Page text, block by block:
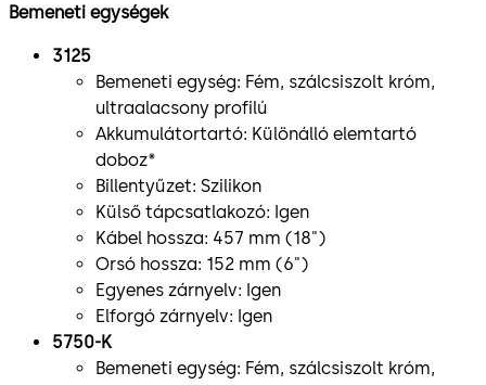
Bemeneti egységek
3125
Bemeneti egység: Fém, szálcsiszolt króm,
ultraalacsony profilú
Akkumulátortartó: Különálló elemtartó
doboz*
Billentyűzet: Szilikon
Külső tápcsatlakozó: Igen
Kábel hossza: 457 mm (18")
Orsó hossza: 152 mm (6")
Egyenes zárnyelv: Igen
Elforgó zárnyelv: Igen
5750-K
Bemeneti egység: Fém, szálcsiszolt króm,